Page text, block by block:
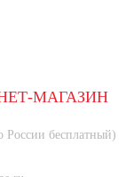
МАГАЗИН
России бесплатный)